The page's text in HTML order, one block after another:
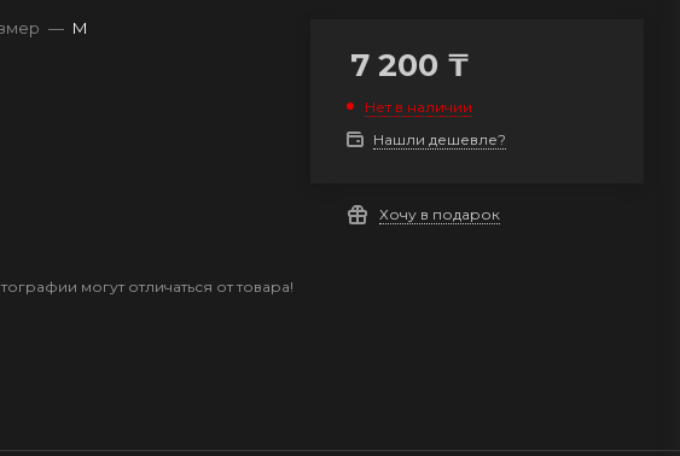
— M
7 200 ₸
Нет в наличии
Нашли дешевле?
Хочу в подарок
могут отличаться от товара!